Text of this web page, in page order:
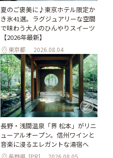
夏のご褒美に♪東京ホテル限定か
き氷41選。ラグジュアリーな空間
で味わう大人のひんやりスイーツ
【2026年最新】
東京都 2026.08.04
長野・浅間温泉「界 松本」がリニ
ューアルオープン。信州ワインと
音楽に浸るエレガントな湯宿へ
長野県 [PR] 2026.08.05